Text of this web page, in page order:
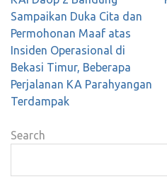
navigation
Sampaikan Duka Cita dan
Permohonan Maaf atas
Insiden Operasional di
Bekasi Timur, Beberapa
Perjalanan KA Parahyangan
Terdampak
Search